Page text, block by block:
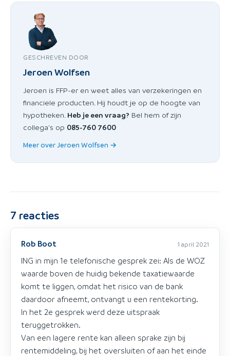
GESCHREVEN DOOR
Jeroen Wolfsen
Jeroen is FFP-er en weet alles van verzekeringen en
financiele producten. Hij houdt je op de hoogte van
hypotheken. Heb je een vraag? Bel hem of zijn
collega's op 085-760 7600
Meer over Jeroen Wolfsen →
7 reacties
Rob Boot 1 april 2021
ING in mijn 1e telefonische gesprek zei: Als de WOZ
waarde boven de huidig bekende taxatiewaarde
komt te liggen, omdat het risico van de bank
daardoor afneemt, ontvangt u een rentekorting.
In het 2e gesprek werd deze uitspraak
teruggetrokken.
Van een lagere rente kan alleen sprake zijn bij
rentemiddeling, bij het oversluiten of aan het einde